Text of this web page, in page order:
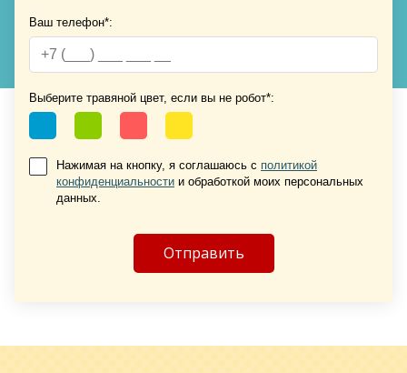
Хочу такую
Хочу такую
Хочу такую
Ваш телефон*:
Выберите травяной цвет, если вы не робот*:
Нажимая на кнопку, я соглашаюсь с политикой
конфиденциальности и обработкой моих персональных
данных.